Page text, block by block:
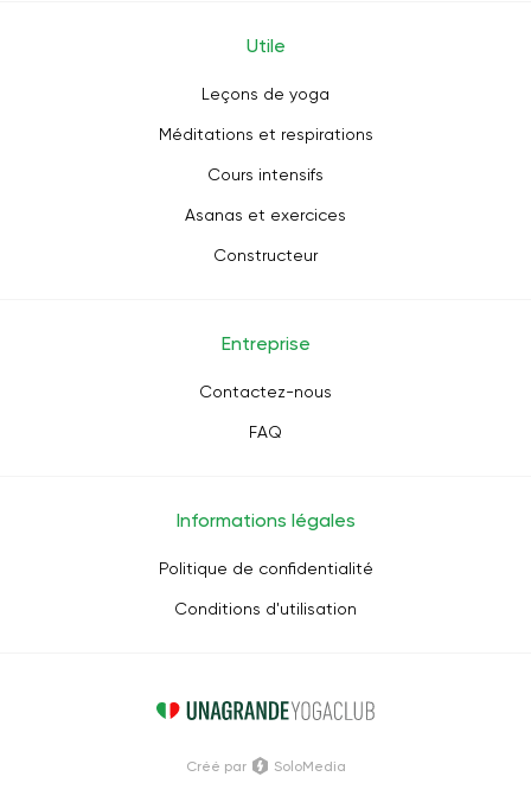
Utile
Leçons de yoga
Méditations et respirations
Cours intensifs
Asanas et exercices
Constructeur
Entreprise
Contactez-nous
FAQ
Informations légales
Politique de confidentialité
Conditions d'utilisation
Créé par SoloMedia